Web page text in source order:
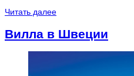
Читать далее
Вилла в Швеции